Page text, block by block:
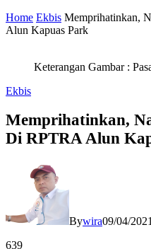
Home Ekbis Memprihatinkan,
Alun Kapuas Park
Keterangan Gambar :
Ekbis
Memprihatinkan,
Di RPTRA Alun
Bywira09/04/2021
639